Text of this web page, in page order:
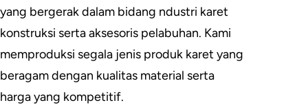
yang bergerak dalam bidang ndustri karet
konstruksi serta aksesoris pelabuhan. Kami
memproduksi segala jenis produk karet yang
beragam dengan kualitas material serta
harga yang kompetitif.